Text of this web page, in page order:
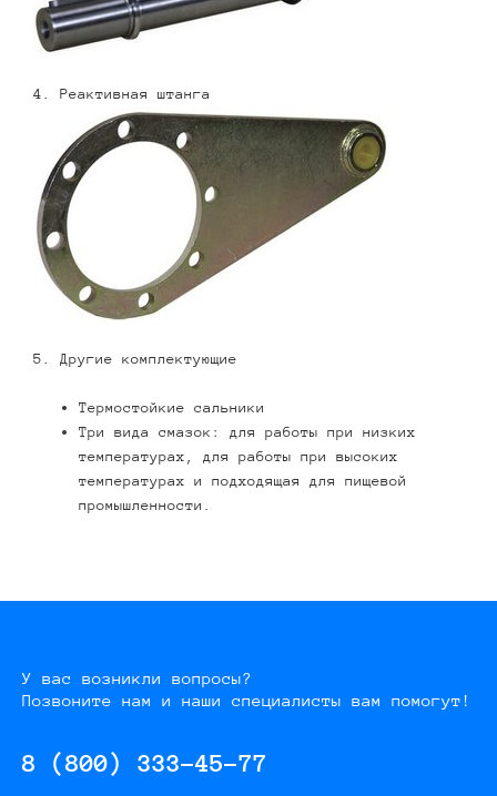
4. Реактивная штанга
5. Другие комплектующие
Термостойкие сальники
Три вида смазок: для работы при низких
температурах, для работы при высоких
температурах и подходящая для пищевой
промышленности.
У вас возникли вопросы?
Позвоните нам и наши специалисты вам помогут!
8 (800) 333-45-77